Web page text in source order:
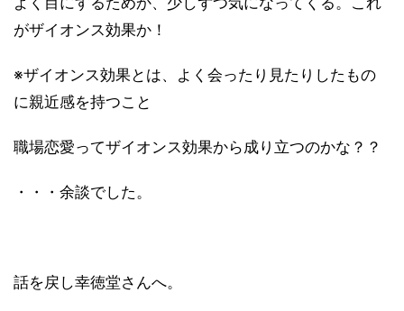
がザイオンス効果か！
※ザイオンス効果とは、よく会ったり見たりしたもの
に親近感を持つこと
職場恋愛ってザイオンス効果から成り立つのかな？？
・・・余談でした。
話を戻し幸徳堂さんへ。